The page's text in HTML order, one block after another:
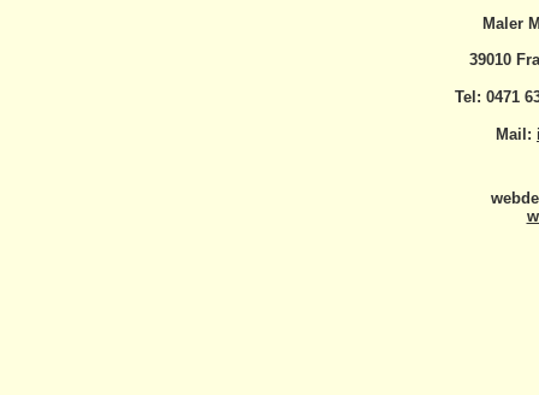
Maler
39010
Tel: 0471
Mail: